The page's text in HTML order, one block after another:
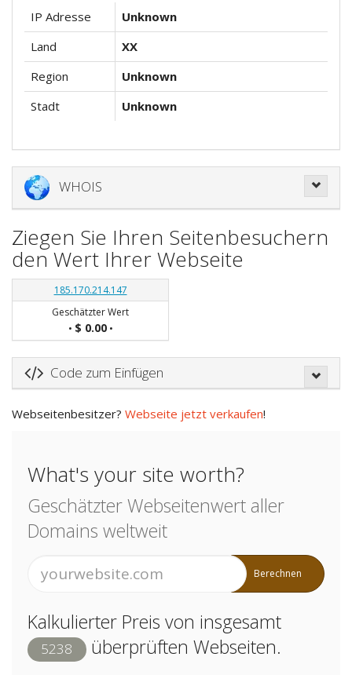
IP Adresse
Unknown
Land
XX
Region
Unknown
Stadt
Unknown
WHOIS
Ziegen Sie Ihren Seitenbesuchern
den Wert Ihrer Webseite
185.170.214.147
Geschätzter Wert
• $ 0.00•
Code zum Einfügen
Webseitenbesitzer? Webseite jetzt verkaufen!
What's your site worth?
Geschätzter Webseitenwert aller
Domains weltweit
Berechnen
Kalkulierter Preis von insgesamt
5238 überprüften Webseiten.